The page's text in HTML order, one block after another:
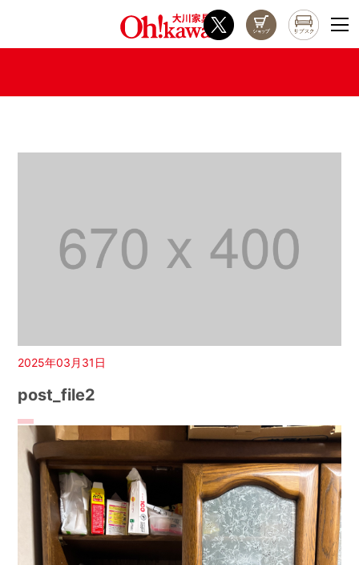
2025年03月31日
post_file2